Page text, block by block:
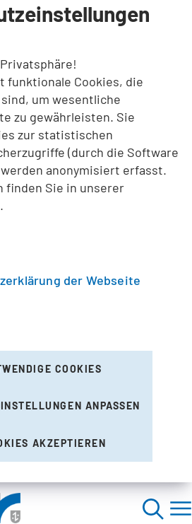
funktionale Cookies, die
um wesentliche
zu gewährleisten. Sie
zur statistischen
(durch die Software
anonymisiert erfasst.
finden Sie in unserer
der Webseite
COOKIES
ANPASSEN
AKZEPTIEREN